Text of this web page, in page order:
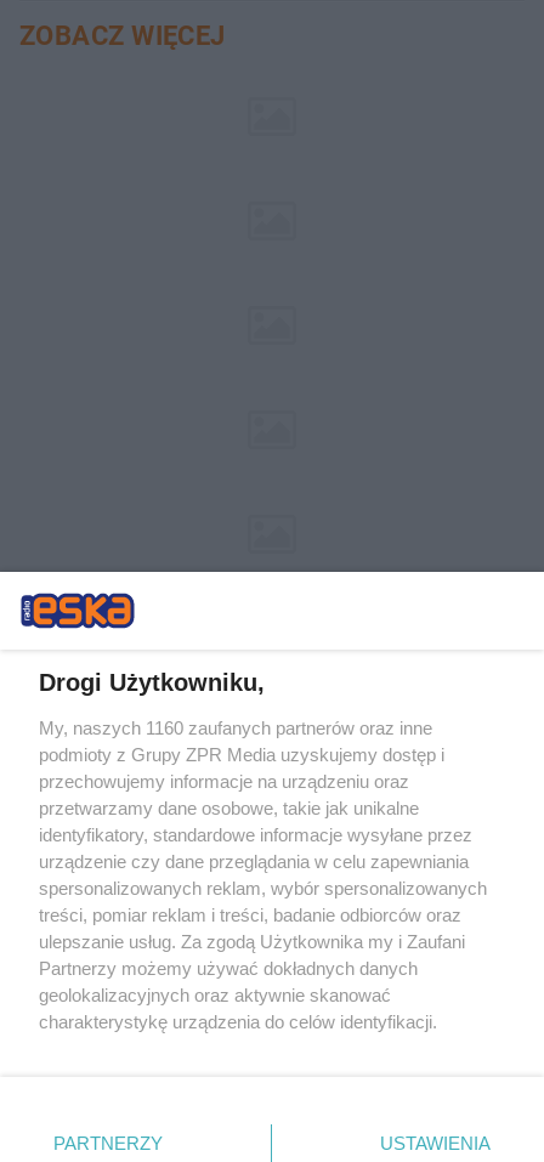
ZOBACZ WIĘCEJ
Żaden utwór zamieszczony w serwisie nie może być powielany i
rozpowszechniany lub dalej rozpowszechniany w jakikolwiek sposób (w
tym także elektroniczny lub mechaniczny) na jakimkolwiek polu
eksploatacji w jakiejkolwiek formie, włącznie z umieszczaniem w
Internecie bez pisemnej zgody właściciela praw. Jakiekolwiek użycie lub
wykorzystanie utworów w całości lub w części z naruszeniem prawa,
tzn. bez właściwej zgody, jest zabronione pod groźbą kary i może być
ścigane prawnie.
Drogi Użytkowniku,
My, naszych 1160 zaufanych partnerów oraz inne
podmioty z Grupy ZPR Media uzyskujemy dostęp i
przechowujemy informacje na urządzeniu oraz
przetwarzamy dane osobowe, takie jak unikalne
identyfikatory, standardowe informacje wysyłane przez
urządzenie czy dane przeglądania w celu zapewniania
spersonalizowanych reklam, wybór spersonalizowanych
treści, pomiar reklam i treści, badanie odbiorców oraz
ulepszanie usług. Za zgodą Użytkownika my i Zaufani
Partnerzy możemy używać dokładnych danych
geolokalizacyjnych oraz aktywnie skanować
charakterystykę urządzenia do celów identyfikacji.
zmienić/wycofać klikając przycisk ustawień prywatności
PARTNERZY USTAWIENIA